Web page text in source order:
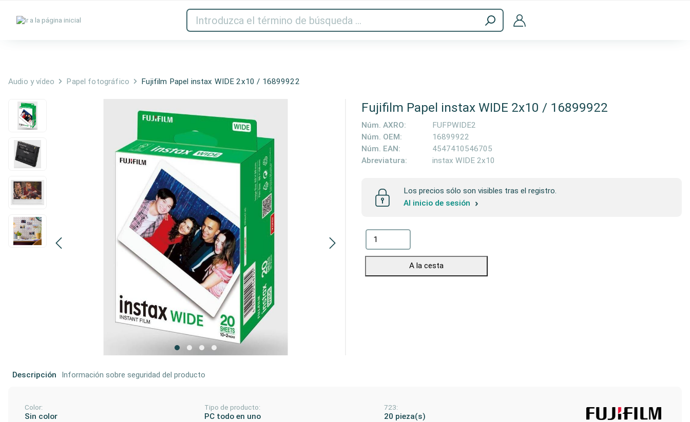
Red Audio y vídeo Impresora y escáner Accesorios informáticos
Audio y vídeo Papel fotográfico Fujifilm Papel instax WIDE 2x10 / 16899922
Fujifilm Papel instax WIDE 2x10 / 16899922
Núm. AXRO:
FUFPWIDE2
Núm. OEM:
16899922
Núm. EAN:
4547410546705
Abreviatura:
instax WIDE 2x10
Los precios sólo son visibles tras el registro.
Al inicio de sesión
A la cesta
Descripción Información sobre seguridad del producto
Color:
Sin color
Tipo de producto:
PC todo en uno
723:
20 pieza(s)